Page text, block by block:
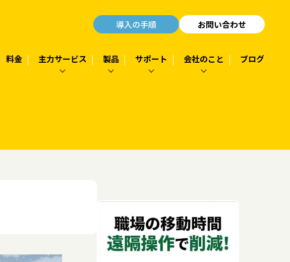
導入の手順 お問い合わせ
料金 主力サービス 製品 サポート 会社のこと ブログ